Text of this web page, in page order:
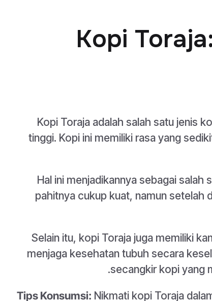
3. Kopi
Kopi Toraja adalah salah satu jenis
tinggi. Kopi ini memiliki rasa yang
Hal ini menjadikannya sebagai salah
pahitnya cukup kuat, namun setelah
Selain itu, kopi Toraja juga memiliki
menjaga kesehatan tubuh secara
secangkir kopi yang
Tips Konsumsi: Nikmati kopi Toraja